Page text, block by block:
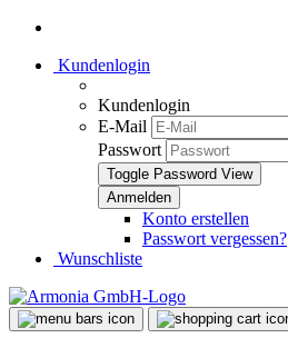
Kundenlogin
Kundenlogin
E-Mail
Passwort
Toggle Password View
Konto erstellen
Passwort vergessen?
Wunschliste